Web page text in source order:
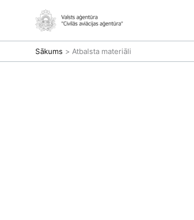
Sākums Atbalsta materiāli